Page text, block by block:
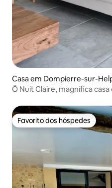
Casa em Dompierre-sur-
Ô Nuit Claire, magnífica
Favorito dos hóspedes
Favorito dos hóspedes